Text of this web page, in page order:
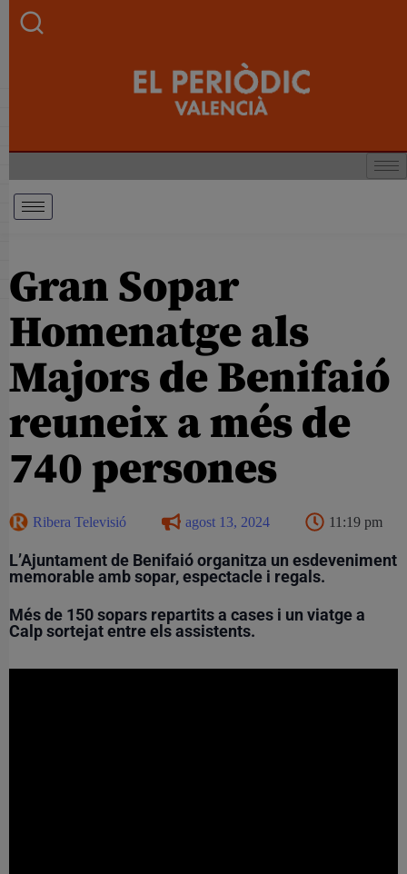
Gran Sopar
Homenatge als
Majors de Benifaió
reuneix a més de
740 persones
Ribera Televisió agost 13, 2024 11:19 pm
L’Ajuntament de Benifaió organitza un esdeveniment
memorable amb sopar, espectacle i regals.
Més de 150 sopars repartits a cases i un viatge a
Calp sortejat entre els assistents.